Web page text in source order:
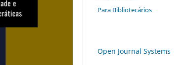
Para Bibliotecários
Open Journal Systems